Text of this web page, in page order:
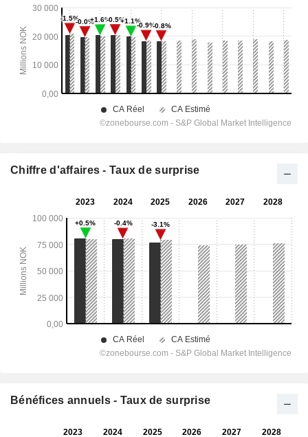
Chiffre d'affaires - Taux de surprise
Bénéfices annuels - Taux de surprise